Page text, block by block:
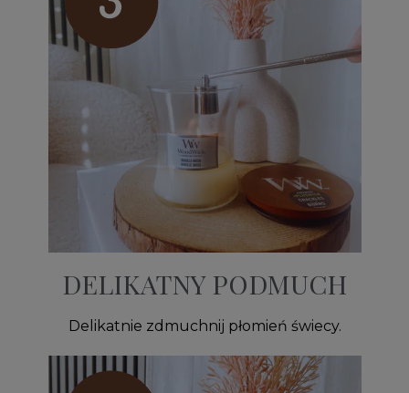
DELIKATNY PODMUCH
Delikatnie zdmuchnij płomień świecy.